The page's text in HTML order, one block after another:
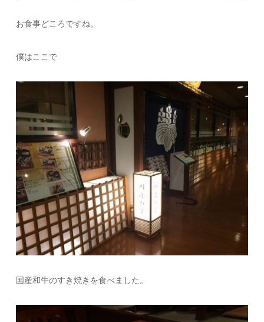
お食事どころですね。
僕はここで
国産和牛のすき焼きを食べました。